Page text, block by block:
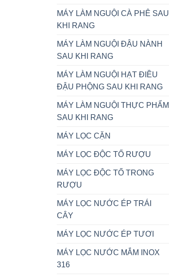
MÁY LÀM NGUỘI CÀ PHÊ SAU
KHI RANG
MÁY LÀM NGUỘI ĐẬU NÀNH
SAU KHI RANG
MÁY LÀM NGUỘI HẠT ĐIỀU
ĐẬU PHỘNG SAU KHI RANG
MÁY LÀM NGUỘI THỰC PHẨM
SAU KHI RANG
MÁY LỌC CẶN
MÁY LỌC ĐỘC TỐ RƯỢU
MÁY LỌC ĐỘC TỐ TRONG
RƯỢU
MÁY LỌC NƯỚC ÉP TRÁI
CÂY
MÁY LỌC NƯỚC ÉP TƯƠI
MÁY LỌC NƯỚC MẮM INOX
316